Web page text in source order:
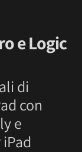
e Logic
di
con
e